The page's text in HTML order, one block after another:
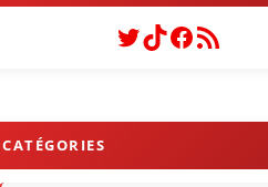
Twitter
TikTok
Facebook
Flux RSS